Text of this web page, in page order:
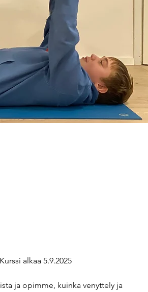
alkaa 5.9.2025
ja opimme, kuinka venyttely ja